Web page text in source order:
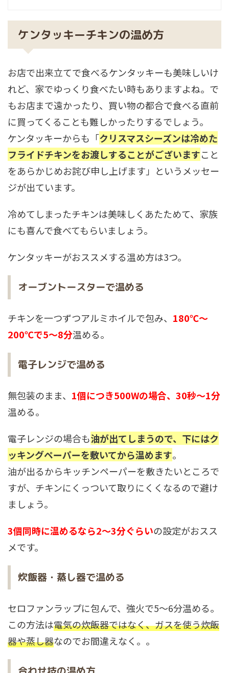
ケンタッキーチキンの温め方
お店で出来立てで食べるケンタッキーも美味しいけ
れど、家でゆっくり食べたい時もありますよね。で
もお店まで遠かったり、買い物の都合で食べる直前
に買ってくることも難しかったりするでしょう。
ケンタッキーからも「クリスマスシーズンは冷めた
フライドチキンをお渡しすることがございますこと
をあらかじめお詫び申し上げます」というメッセー
ジが出ています。
冷めてしまったチキンは美味しくあたためて、家族
にも喜んで食べてもらいましょう。
ケンタッキーがおススメする温め方は3つ。
オーブントースターで温める
チキンを一つずつアルミホイルで包み、 180℃～
200℃で5～8分温める。
電子レンジで温める
無包装のまま、 1個につき500Wの場合、30秒～1分
温める。
電子レンジの場合も油が出てしまうので、下にはク
ッキングペーパーを敷いてから温めます。
油が出るからキッチンペーパーを敷きたいところで
すが、チキンにくっついて取りにくくなるので避け
ましょう。
3個同時に温めるなら2～3分ぐらいの設定がおスス
メです。
炊飯器・蒸し器で温める
セロファンラップに包んで、強火で5～6分温める。
この方法は電気の炊飯器ではなく、ガスを使う炊飯
器や蒸し器なのでお間違えなく。。